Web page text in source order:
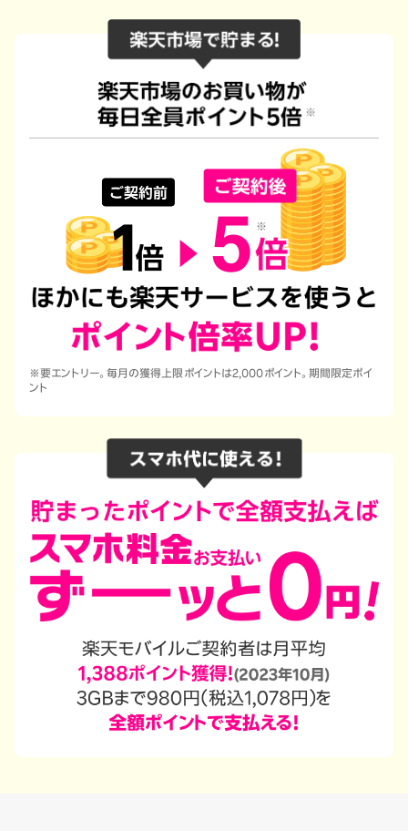
※要エントリー。毎月の獲得上限ポイントは2,000ポイント。期間限定ポイ
ント